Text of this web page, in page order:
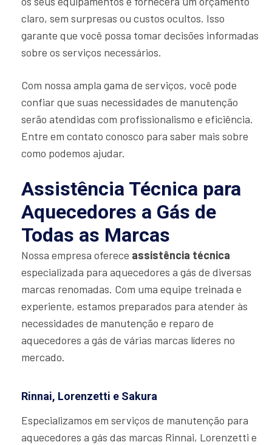
claro, sem surpresas ou custos ocultos. Isso
garante que você possa tomar decisões informadas
sobre os serviços necessários.
Com nossa ampla gama de serviços, você pode
confiar que suas necessidades de manutenção
serão atendidas com profissionalismo e eficiência.
Entre em contato conosco para saber mais sobre
como podemos ajudar.
Assistência Técnica para
Aquecedores a Gás de
Todas as Marcas
Nossa empresa oferece assistência técnica
especializada para aquecedores a gás de diversas
marcas renomadas. Com uma equipe treinada e
experiente, estamos preparados para atender às
necessidades de manutenção e reparo de
aquecedores a gás de várias marcas líderes no
mercado.
Rinnai, Lorenzetti e Sakura
Especializamos em serviços de manutenção para
aquecedores a gás das marcas Rinnai, Lorenzetti e